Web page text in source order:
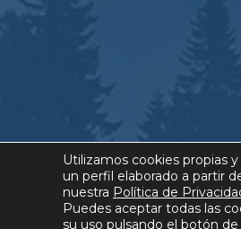
Utilizamos cookies propias
un perfil elaborado a partir
nuestra Política de
Puedes aceptar todas las
su uso pulsando el botón de